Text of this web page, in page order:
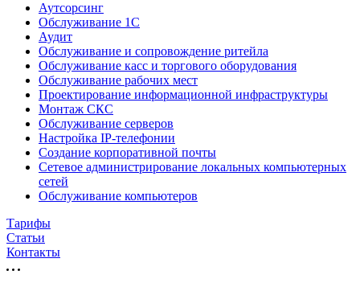
Аутсорсинг
Обслуживание 1С
Аудит
Обслуживание и сопровождение ритейла
Обслуживание касс и торгового оборудования
Обслуживание рабочих мест
Проектирование информационной инфраструктуры
Монтаж СКС
Обслуживание серверов
Настройка IP-телефонии
Создание корпоративной почты
Сетевое администрирование локальных компьютерных
сетей
Обслуживание компьютеров
Тарифы
Статьи
Контакты